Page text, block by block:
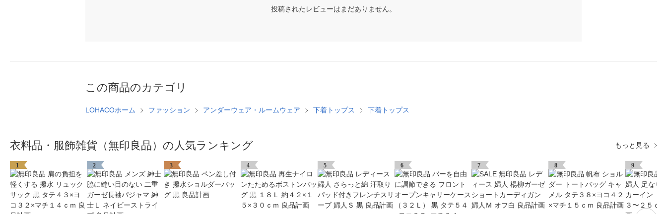
投稿されたレビューはまだありません。
この商品のカテゴリ
LOHACOホーム ファッション アンダーウェア・ルームウェア 下着トップス 下着トップス
衣料品・服飾雑貨（無印良品）の人気ランキング もっと見る
1 2 3 4 5 6 7 8 9